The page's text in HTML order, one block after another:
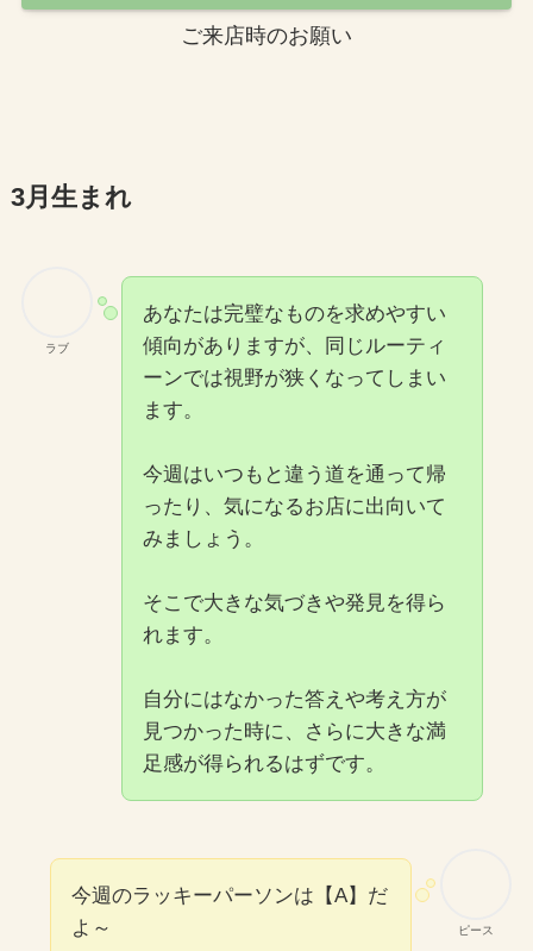
ご来店時のお願い
3月生まれ
ラブ
あなたは完璧なものを求めやすい
傾向がありますが、同じルーティ
ーンでは視野が狭くなってしまい
ます。
今週はいつもと違う道を通って帰
ったり、気になるお店に出向いて
みましょう。
そこで大きな気づきや発見を得ら
れます。
自分にはなかった答えや考え方が
見つかった時に、さらに大きな満
足感が得られるはずです。
ピース
今週のラッキーパーソンは【A】だ
よ～